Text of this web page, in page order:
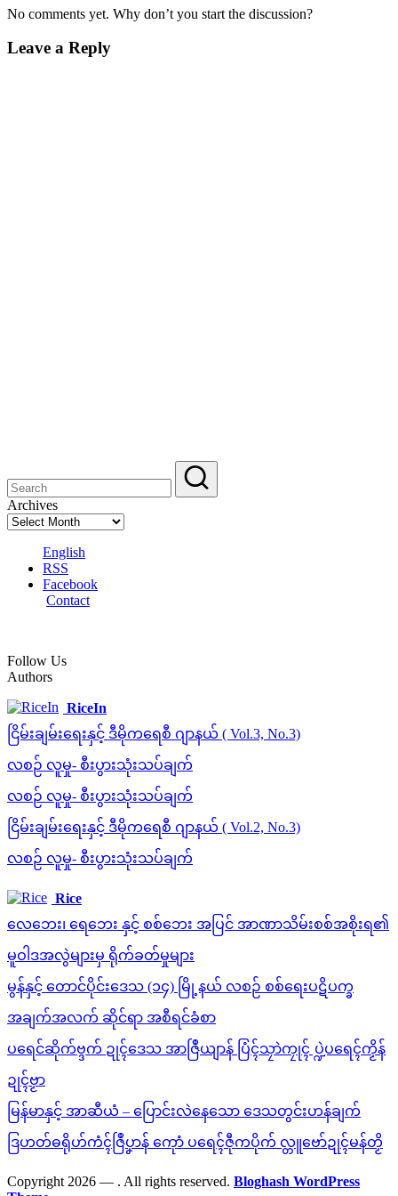
No comments yet. Why don’t you start the discussion?
Leave a Reply
Archives
English
RSS
Facebook
Contact
Follow Us
Authors
RiceIn
ငြိမ်းချမ်းရေးနှင့် ဒီမိုကရေစီ ဂျာနယ် ( Vol.3, No.3)
လစဉ် လူမှု- စီးပွားသုံးသပ်ချက်
လစဉ် လူမှု- စီးပွားသုံးသပ်ချက်
ငြိမ်းချမ်းရေးနှင့် ဒီမိုကရေစီ ဂျာနယ် ( Vol.2, No.3)
လစဉ် လူမှု- စီးပွားသုံးသပ်ချက်
Rice
လေဘေး၊ ရေဘေး နှင့် စစ်ဘေး အပြင် အာဏာသိမ်းစစ်အစိုးရ၏
မူဝါဒအလွဲများမှ ရိုက်ခတ်မှုများ
မွန်နှင့် တောင်ပိုင်းဒေသ (၁၄) မြို့နယ် လစဉ် စစ်ရေးပဋိပက္ခ
အချက်အလက် ဆိုင်ရာ အစီရင်ခံစာ
ပရေင်ဆိုက်ဗ္ဒက် ဍုၚ်ဒေသ အာဇြဳယျာန် ပြံၚ်သၠာဲကၠုၚ် ပ္ဍဲပရေၚ်ကၟိန်
ဍုၚ်ဗၟာ
မြန်မာနှင့် အာဆီယံ – ပြောင်းလဲနေသော ဒေသတွင်းဟန်ချက်
ဒြဟတ်ဓရိုဟ်ကံၚ်ဇြဳပၞာန် ကေုာံ ပရေၚ်ဇီုကပိုက် လ္တူဗော်ဍုၚ်မန်တၟိ
Copyright 2026 — . All rights reserved. Bloghash WordPress